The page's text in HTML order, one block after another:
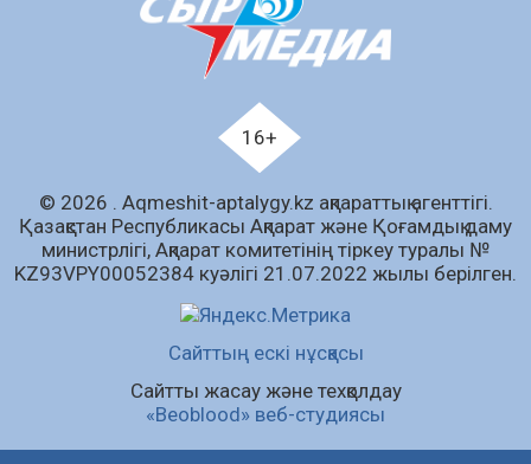
«Дауыс беру учаскесін қалай табуға болады?»￼
07.08.2026 62 0
Барлық жаңалық
16+
© 2026 . Аqmeshit-aptalygy.kz ақпараттық агенттігі.
Қазақстан Республикасы Ақпарат және Қоғамдық даму
министрлігі, Ақпарат комитетінің тіркеу туралы №
KZ93VPY00052384 куәлігі 21.07.2022 жылы берілген.
Сайттың ескі нұсқасы
Сайтты жасау және техқолдау
«Beoblood» веб-студиясы